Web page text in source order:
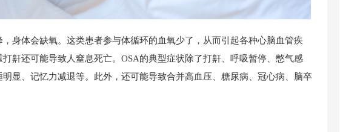
体会缺氧。这类患者参与体循环的血氧少了，从而引起各种心脑血管疾
鼾还可能导致人窒息死亡。OSA的典型症状除了打鼾、呼吸暂停、憋气感
显、记忆力减退等。此外，还可能导致合并高血压、糖尿病、冠心病、脑卒